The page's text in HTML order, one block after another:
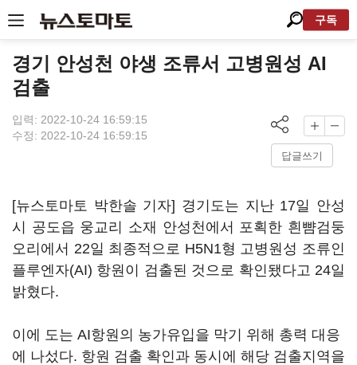
구독
경기 안성천 야생 조류서 고병원성 AI
검출
입력: 2022-10-24 16:59:15
수정: 2022-10-24 16:59:15
답글쓰기
[뉴스토마토 박한솔 기자] 경기도는 지난 17일 안성
시 공도읍 웅교리 소재 안성천에서 포획한 흰뺨검둥
오리에서 22일 최종적으로 H5N1형 고병원성 조류인
플루엔자(AI) 항원이 검출된 것으로 확인됐다고 24일
밝혔다.
이에 도는 AI항원의 농가유입을 막기 위해 총력 대응
에 나섰다. 항원 검출 확인과 동시에 해당 검출지역을